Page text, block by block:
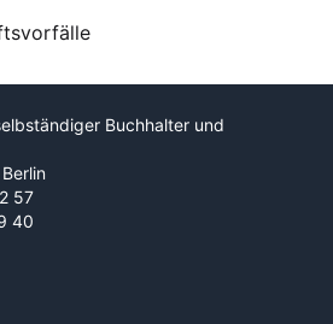
Buchhalter und
57
40